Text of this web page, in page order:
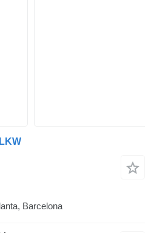
Barcelona